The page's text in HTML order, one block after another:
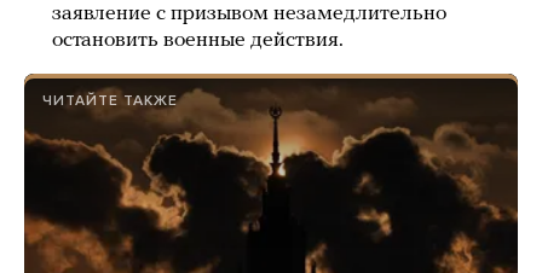
заявление с призывом незамедлительно
остановить военные действия.
ЧИТАЙТЕ ТАКЖЕ